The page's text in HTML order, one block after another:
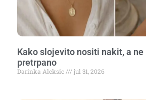
Kako slojevito nositi nakit, a
pretrpano
Darinka Aleksic jul 31, 2026